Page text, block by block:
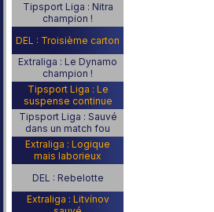
Tipsport Liga : Nitra
champion !
DEL : Troisième carton
Extraliga : Le Dynamo
champion !
Tipsport Liga : Le
suspense continue
Tipsport Liga : Sauvé
dans un match fou
Extraliga : Logique
mais laborieux
DEL : Rebelotte
Extraliga : Litvínov